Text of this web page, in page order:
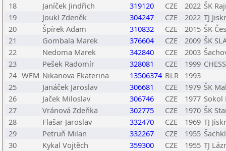
18
Janíček Jindřich 319120 CZE 2022 ŠK
19
Joukl Zdeněk 304247 CZE 2022 TJ
20
Špírek Adam 310832 CZE 2015 ŠK
21
Gombala Marek 376604 CZE 2009 ŠK
22
Nedoma Marek 342840 CZE 2003
23
Pešek Radomír 328081 CZE 1999
24 WFM Nikanova Ekaterina 13506374 BLR
1993
25
Janáček Jaroslav 306681 CZE 1979 ŠK
26
Jaček Miloslav 306746 CZE 1977 Sokol
27
Vránová Zdeňka 302775 CZE 1970 ŠK
28
Flašar Jaroslav 332470 CZE 1969 TJ
29
Petruň Milan 332267 CZE 1955
30
Kykal Vojtěch 359300 CZE 1955 TJ